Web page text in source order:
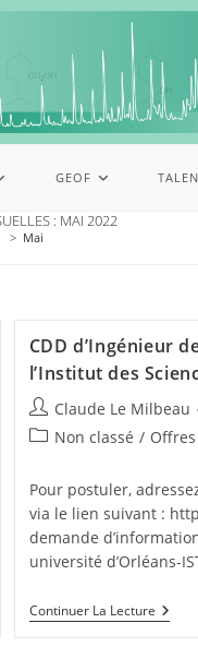
GEOF
: MAI 2022
> Mai
CDD d’Ingénieur
l’Institut des
Claude Le Milbeau
Non classé /
Pour postuler,
via le lien suivant :
demande
université d’Orléans-
Continuer La Lecture